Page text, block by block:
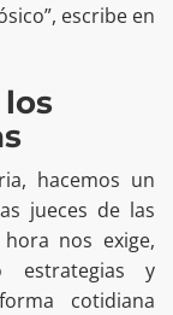
escribe en
hacemos un
jueces de las
nos exige,
estrategias y
cotidiana